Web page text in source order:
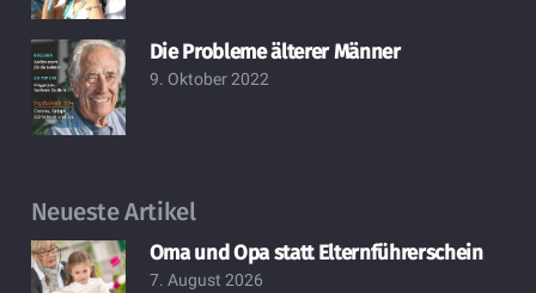
Die Probleme älterer Männer
9. Oktober 2022
Neueste Artikel
Oma und Opa statt Elternführerschein
7. August 2026